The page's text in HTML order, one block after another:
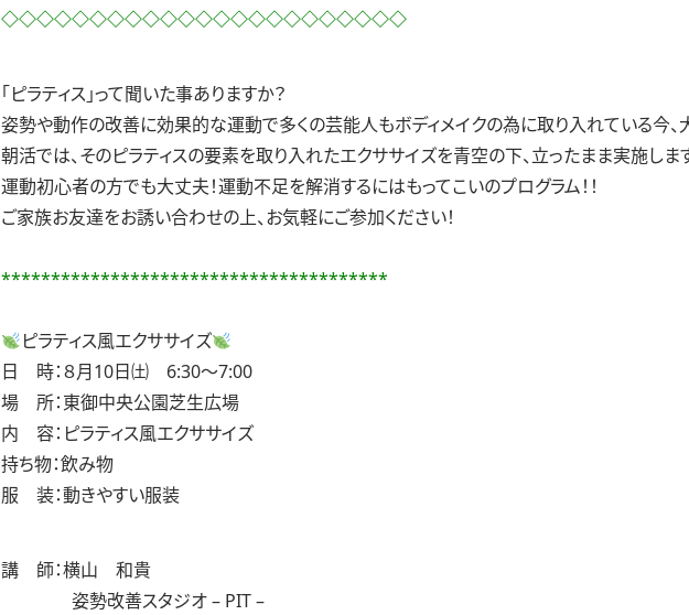
◇◇◇◇◇◇◇◇◇◇◇◇◇◇◇◇◇◇◇◇◇◇◇
「ピラティス」って聞いた事ありますか？
姿勢や動作の改善に効果的な運動で多くの芸能人もボディメイクの為に取り入れている今、
朝活では、そのピラティスの要素を取り入れたエクササイズを青空の下、立ったまま実施しま
運動初心者の方でも大丈夫！運動不足を解消するにはもってこいのプログラム！！
ご家族お友達をお誘い合わせの上、お気軽にご参加ください！
***************************************
ピラティス風エクササイズ
日 時：８月10日㈯ 6:30～7:00
場 所：東御中央公園芝生広場
内 容：ピラティス風エクササイズ
持ち物：飲み物
服 装：動きやすい服装
講 師：横山 和貴
姿勢改善スタジオ – PIT –